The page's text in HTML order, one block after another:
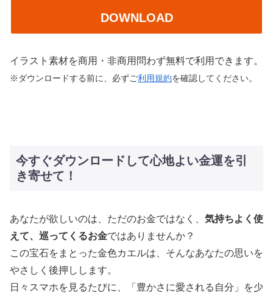
DOWNLOAD
イラスト素材を商用・非商用問わず無料で利用できます。
※ダウンロードする前に、必ずご利用規約を確認してください。
今すぐダウンロードして心地よい金運を引
き寄せて！
あなたが欲しいのは、ただのお金ではなく、 気持ちよく使
えて、巡ってくるお金ではありませんか？
この宝石をまとった金色カエルは、そんなあなたの思いを
やさしく後押しします。
日々スマホを見るたびに、「豊かさに愛される自分」を少